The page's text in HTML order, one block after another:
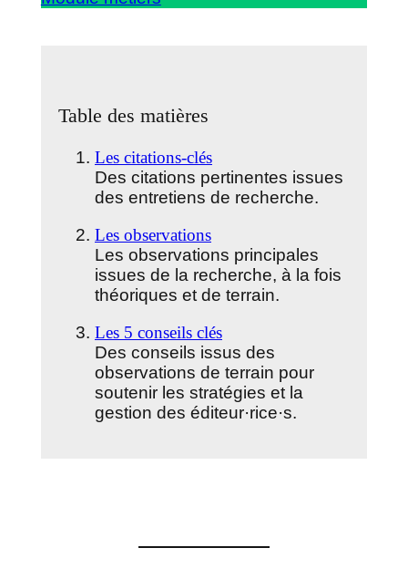
Table des matières
Les citations-clés
Des citations pertinentes issues
des entretiens de recherche.
Les observations
Les observations principales
issues de la recherche, à la fois
théoriques et de terrain.
Les 5 conseils clés
Des conseils issus des
observations de terrain pour
soutenir les stratégies et la
gestion des éditeur·rice·s.